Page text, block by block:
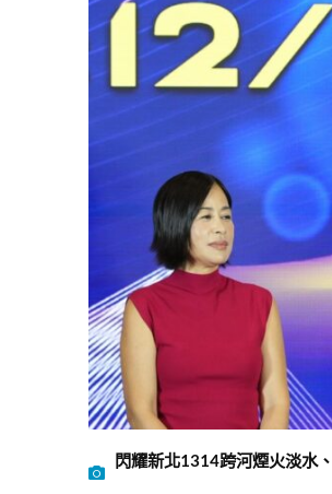
閃耀新北1314跨河煙火淡水